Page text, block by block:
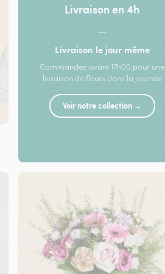
Livraison en 4h
—
Livraison le jour même
Commandez avant 17h00 pour une
livraison de fleurs dans la journée
Voir notre collection →